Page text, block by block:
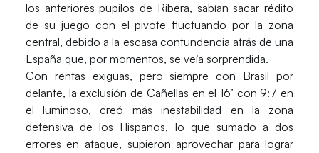
los anteriores pupilos de Ribera, sabían sacar rédito
de su juego con el pivote fluctuando por la zona
central, debido a la escasa contundencia atrás de una
España que, por momentos, se veía sorprendida.
Con rentas exiguas, pero siempre con Brasil por
delante, la exclusión de Cañellas en el 16’ con 9:7 en
el luminoso, creó más inestabilidad en la zona
defensiva de los Hispanos, lo que sumado a dos
errores en ataque, supieron aprovechar para lograr